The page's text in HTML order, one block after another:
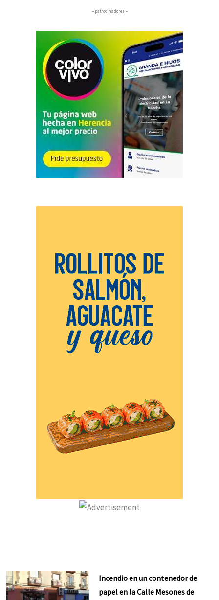
– patrocinadores –
Incendio en un contenedor de
papel en la Calle Mesones de